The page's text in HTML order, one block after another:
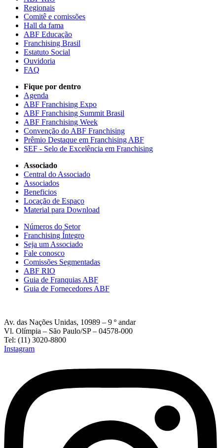
Regionais
Comitê e comissões
Hall da fama
ABF Educação
Franchising Brasil
Estatuto Social
Ouvidoria
FAQ
Fique por dentro
Agenda
ABF Franchising Expo
ABF Franchising Summit Brasil
ABF Franchising Week
Convenção do ABF Franchising
Prêmio Destaque em Franchising ABF
SEF - Selo de Excelência em Franchising
Associado
Central do Associado
Associados
Beneficios
Locação de Espaço
Material para Download
Números do Setor
Franchising Íntegro
Seja um Associado
Fale conosco
Comissões Segmentadas
ABF RIO
Guia de Franquias ABF
Guia de Fornecedores ABF
Av. das Nações Unidas, 10989 – 9 º andar
Vl. Olímpia – São Paulo/SP – 04578-000
Tel: (11) 3020-8800
Instagram